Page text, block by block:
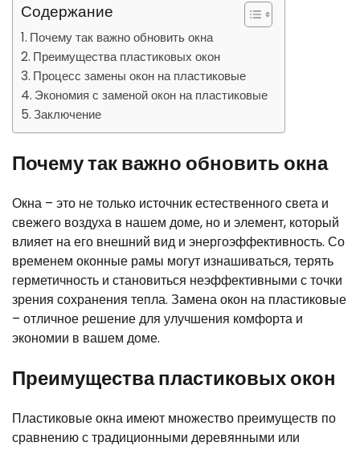
Содержание
Почему так важно обновить окна
Преимущества пластиковых окон
Процесс замены окон на пластиковые
Экономия с заменой окон на пластиковые
Заключение
Почему так важно обновить окна
Окна – это не только источник естественного света и
свежего воздуха в нашем доме, но и элемент, который
влияет на его внешний вид и энергоэффективность. Со
временем оконные рамы могут изнашиваться, терять
герметичность и становиться неэффективными с точки
зрения сохранения тепла. Замена окон на пластиковые
– отличное решение для улучшения комфорта и
экономии в вашем доме.
Преимущества пластиковых окон
Пластиковые окна имеют множество преимуществ по
сравнению с традиционными деревянными или